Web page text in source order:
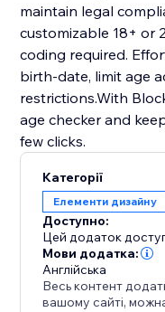
maintain legal
customizable 18+ or
coding required.
birth-date, limit age
restrictions.With
age checker and
few clicks.
Категорії
Елементи дизайну
Доступно:
Цей додаток
Мови додатка:
Англійська
Весь контент
вашому сайті,